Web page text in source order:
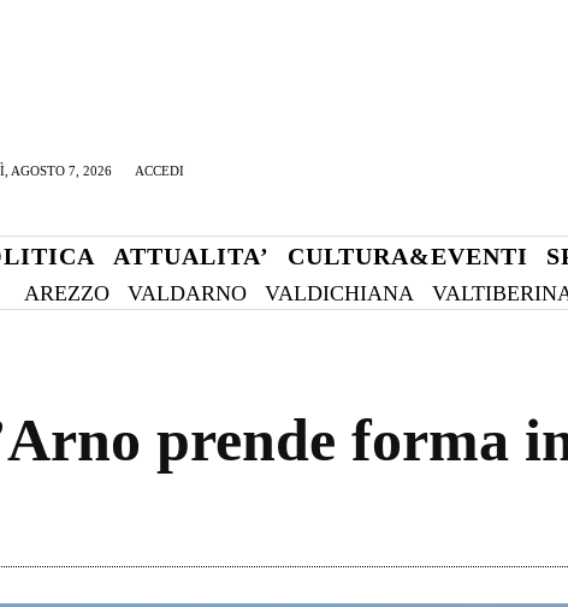
AGOSTO 7, 2026 ACCEDI
ATTUALITA’ CULTURA&EVENTI
AREZZO VALDARNO VALDICHIANA
prende forma